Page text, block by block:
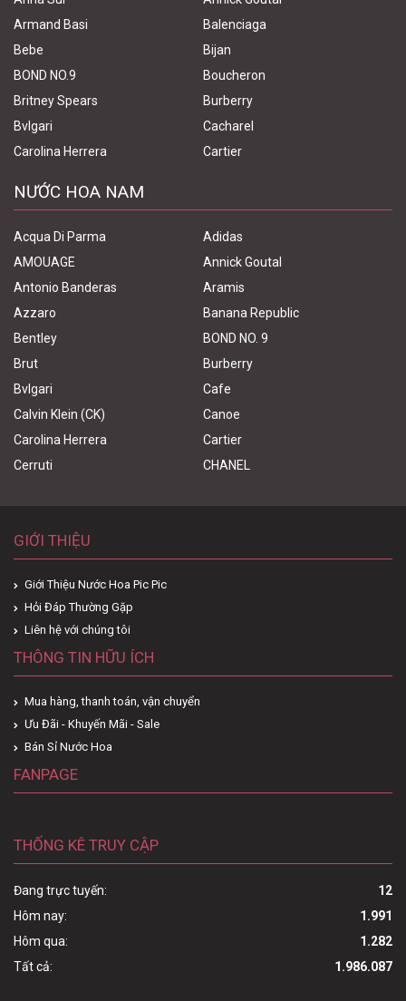
Armand Basi
Balenciaga
Bebe
Bijan
BOND NO.9
Boucheron
Britney Spears
Burberry
Bvlgari
Cacharel
Carolina Herrera
Cartier
NƯỚC HOA NAM
Acqua Di Parma
Adidas
AMOUAGE
Annick Goutal
Antonio Banderas
Aramis
Azzaro
Banana Republic
Bentley
BOND NO. 9
Brut
Burberry
Bvlgari
Cafe
Calvin Klein (CK)
Canoe
Carolina Herrera
Cartier
Cerruti
CHANEL
GIỚI THIỆU
Giới Thiệu Nước Hoa Pic Pic
Hỏi Đáp Thường Gặp
Liên hệ với chúng tôi
THÔNG TIN HỮU ÍCH
Mua hàng, thanh toán, vận chuyển
Ưu Đãi - Khuyến Mãi - Sale
Bán Sỉ Nước Hoa
FANPAGE
THỐNG KÊ TRUY CẬP
Đang trực tuyến:
12
Hôm nay:
1.991
Hôm qua:
1.282
Tất cả:
1.986.087